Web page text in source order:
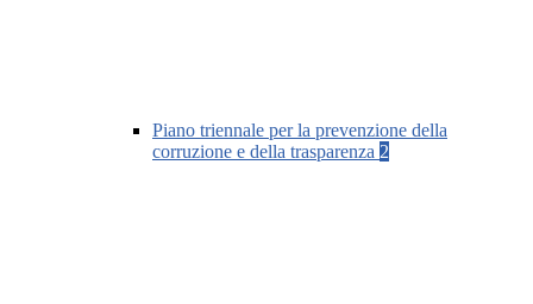
Piano triennale per la prevenzione della
corruzione e della trasparenza 2